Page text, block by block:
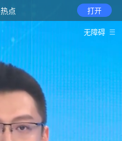
点 打开
无障碍